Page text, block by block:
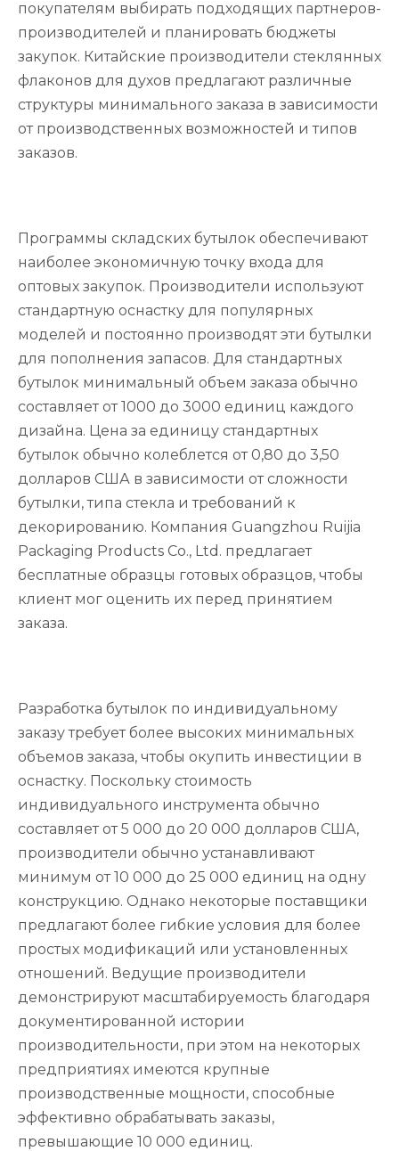
покупателям выбирать подходящих партнеров-
производителей и планировать бюджеты
закупок. Китайские производители стеклянных
флаконов для духов предлагают различные
структуры минимального заказа в зависимости
от производственных возможностей и типов
заказов.
Программы складских бутылок обеспечивают
наиболее экономичную точку входа для
оптовых закупок. Производители используют
стандартную оснастку для популярных
моделей и постоянно производят эти бутылки
для пополнения запасов. Для стандартных
бутылок минимальный объем заказа обычно
составляет от 1000 до 3000 единиц каждого
дизайна. Цена за единицу стандартных
бутылок обычно колеблется от 0,80 до 3,50
долларов США в зависимости от сложности
бутылки, типа стекла и требований к
декорированию. Компания Guangzhou Ruijia
Packaging Products Co., Ltd. предлагает
бесплатные образцы готовых образцов, чтобы
клиент мог оценить их перед принятием
заказа.
Разработка бутылок по индивидуальному
заказу требует более высоких минимальных
объемов заказа, чтобы окупить инвестиции в
оснастку. Поскольку стоимость
индивидуального инструмента обычно
составляет от 5 000 до 20 000 долларов США,
производители обычно устанавливают
минимум от 10 000 до 25 000 единиц на одну
конструкцию. Однако некоторые поставщики
предлагают более гибкие условия для более
простых модификаций или установленных
отношений. Ведущие производители
демонстрируют масштабируемость благодаря
документированной истории
производительности, при этом на некоторых
предприятиях имеются крупные
производственные мощности, способные
эффективно обрабатывать заказы,
превышающие 10 000 единиц.